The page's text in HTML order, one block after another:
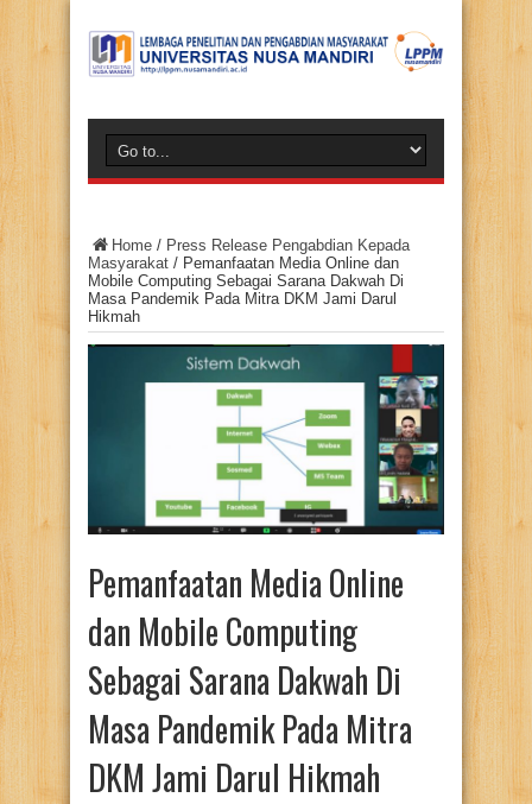
Home / Press Release Pengabdian Kepada
Masyarakat / Pemanfaatan Media Online dan
Mobile Computing Sebagai Sarana Dakwah Di
Masa Pandemik Pada Mitra DKM Jami Darul
Hikmah
Pemanfaatan Media Online
dan Mobile Computing
Sebagai Sarana Dakwah Di
Masa Pandemik Pada Mitra
DKM Jami Darul Hikmah